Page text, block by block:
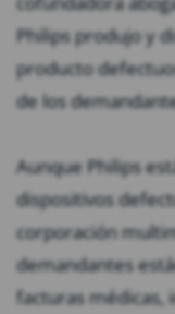
Philips produjo y
producto
de los
Aunque Philips
dispositivos
corporación
demandantes
facturas médicas,